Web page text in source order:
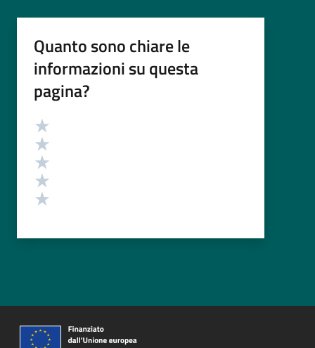
Quanto sono chiare le
informazioni su questa
pagina?
Valutazione